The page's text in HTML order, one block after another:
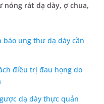
nóng rát dạ dày, ợ chua,
báo ung thư dạ dày cần
điều trị đau họng do
dạ dày thực quản